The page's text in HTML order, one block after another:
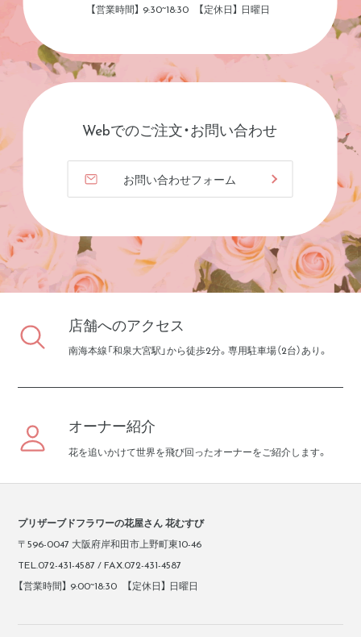
【営業時間】 9:30~18:30 【定休日】 日曜日
Webでのご注文・お問い合わせ
お問い合わせフォーム
店舗へのアクセス
南海本線「和泉大宮駅」から徒歩2分。専用駐車場（2台）あり。
オーナー紹介
花を追いかけて世界を飛び回ったオーナーをご紹介します。
プリザーブドフラワーの花屋さん 花むすび
〒596-0047 大阪府岸和田市上野町東10-46
TEL.072-431-4587 / FAX.072-431-4587
【営業時間】 9:00~18:30 【定休日】 日曜日